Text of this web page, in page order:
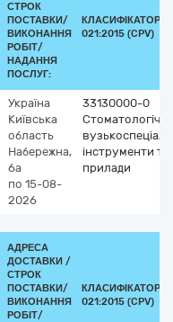
СТРОК
ПОСТАВКИ/
ВИКОНАННЯ
РОБІТ/
НАДАННЯ
ПОСЛУГ:
КЛАСИФІКАТОР
021:2015 (CPV)
Україна
Київська
область
Набережна,
6а
по 15-08-
2026
33130000-0
Стоматологічні
інструменти та
прилади
АДРЕСА
ДОСТАВКИ /
СТРОК
ПОСТАВКИ/
ВИКОНАННЯ
РОБІТ/
КЛАСИФІКАТОР
021:2015 (CPV)